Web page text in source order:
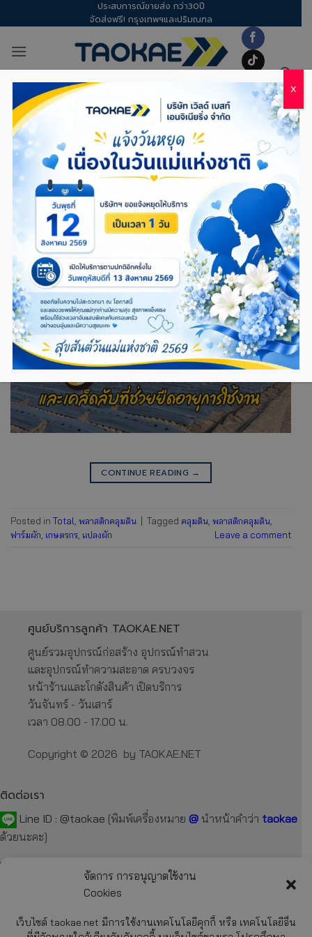
จัดการ การอนุญาตใช้งาน
Cookies
เว็บไซต์ taokae.net มีการใช้งานเทคโนโลยีคุกกี้ หรือ เทคโนโลยีอื่น
to
ประสบการณ์ขายส่ง กว่า30ปี
จัดส่งฟรี! กรุงเทพฯและปริมณฑล
TAG ARCHIVES:ฟาร์มผัก
TOTAL,พลาสติกคลุมดิน
พลาสติกคลุมดิน – คู่มือปูพลาสติกคลุมดิน
ให้ตึงสวย ทนทาน ไม่ขาดง่าย: 5 ขั้นตอน
เตรียมแปลงและเคล็ดลับที่ช่วยยืดอายุการใช้
งาน
POSTED ON TITAPORN
CONTINUE READING →
Posted in Total พลาสติกคลุมดิน Tagged คลุมดิน พลาสติกคลุมดิน
ฟาร์มผัก เกษตรกร แปลงผัก Leave a comment
ศูนย์บริการลูกค้า TAOKAE.NET
ศูนย์รวมอุปกรณ์ก่อสร้าง อุปกรณ์ทำสวน
และอุปกรณ์ทำความสะอาด ครบวงจร
หน้าร้านและโกดังสินค้า เปิดบริการ
วันจันทร์ - วันเสาร์
เวลา 08.00 - 17.00 น.
Copyright © 2026 by TAOKAE.NET
ติดต่อเรา
Line ID : @taokae [พิมพ์เครื่องหมาย @ นำหน้าคำว่า taokae
ด้วยนะคะ]
092-872-7229 099-131-3129
taokae.net@gmail.com
Fax : 02-054-4244
X